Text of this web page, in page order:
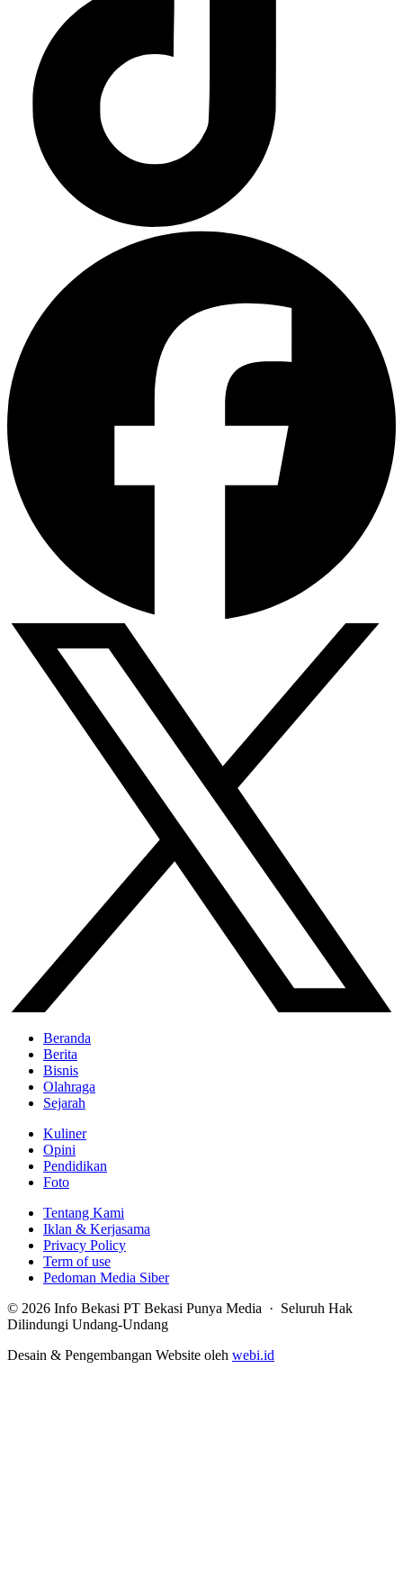
Beranda
Berita
Bisnis
Olahraga
Sejarah
Kuliner
Opini
Pendidikan
Foto
Tentang Kami
Iklan & Kerjasama
Privacy Policy
Term of use
Pedoman Media Siber
© 2026 Info Bekasi PT Bekasi Punya Media · Seluruh Hak
Dilindungi Undang-Undang
Desain & Pengembangan Website oleh webi.id